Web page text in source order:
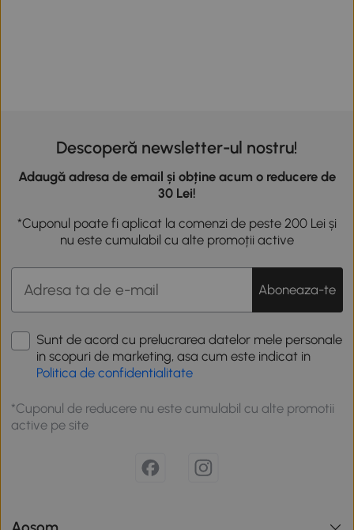
Descoperă newsletter-ul nostru!
Adaugă adresa de email și obține acum o reducere de
30 Lei!
*Cuponul poate fi aplicat la comenzi de peste 200 Lei și
nu este cumulabil cu alte promoții active
Aboneaza-te
Sunt de acord cu prelucrarea datelor mele personale
in scopuri de marketing, asa cum este indicat in
Politica de confidentialitate
*Cuponul de reducere nu este cumulabil cu alte promotii
active pe site